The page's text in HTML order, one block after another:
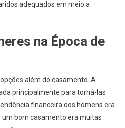
adequados em meio a
na Época de
além do casamento. A
principalmente para torná-las
financeira dos homens era
um bom casamento era muitas